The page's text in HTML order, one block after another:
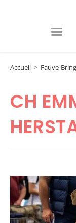
Accueil > Fauve-
CH